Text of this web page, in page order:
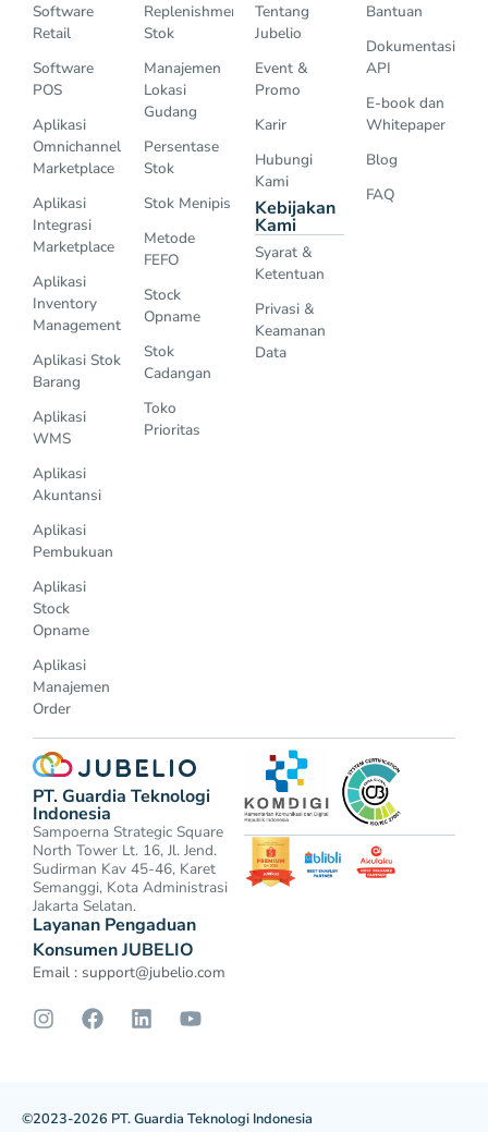
Software
Retail
Software
POS
Aplikasi
Omnichannel
Marketplace
Aplikasi
Integrasi
Marketplace
Aplikasi
Inventory
Management
Aplikasi Stok
Barang
Aplikasi
WMS
Aplikasi
Akuntansi
Aplikasi
Pembukuan
Aplikasi
Stock
Opname
Aplikasi
Manajemen
Order
Replenishment
Stok
Manajemen
Lokasi
Gudang
Persentase
Stok
Stok Menipis
Metode
FEFO
Stock
Opname
Stok
Cadangan
Toko
Prioritas
Tentang
Jubelio
Event &
Promo
Karir
Hubungi
Kami
Kebijakan
Kami
Syarat &
Ketentuan
Privasi &
Keamanan
Data
Bantuan
Dokumentasi
API
E-book dan
Whitepaper
Blog
FAQ
PT. Guardia Teknologi
Indonesia
Sampoerna Strategic Square
North Tower Lt. 16, Jl. Jend.
Sudirman Kav 45-46, Karet
Semanggi, Kota Administrasi
Jakarta Selatan.
Layanan Pengaduan
Konsumen JUBELIO
Email : support@jubelio.com
©2023-2026 PT. Guardia Teknologi Indonesia